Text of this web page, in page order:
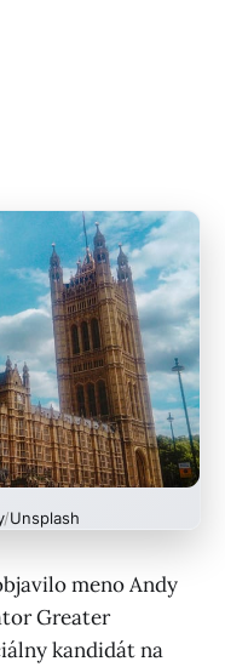
/Unsplash
meno Andy
Greater
kandidát na